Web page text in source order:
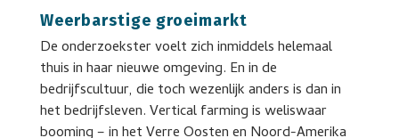
Weerbarstige groeimarkt
De onderzoekster voelt zich inmiddels helemaal
thuis in haar nieuwe omgeving. En in de
bedrijfscultuur, die toch wezenlijk anders is dan in
het bedrijfsleven. Vertical farming is weliswaar